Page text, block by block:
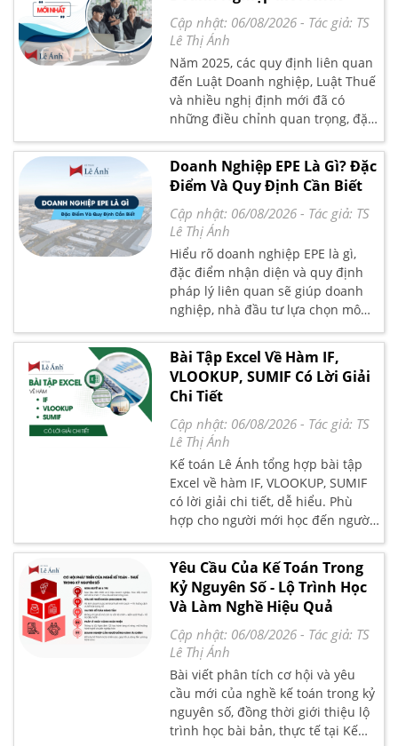
Cập nhật: 06/08/2026 - Tác giả: TS
Lê Thị Ánh
Năm 2025, các quy định liên quan
đến Luật Doanh nghiệp, Luật Thuế
và nhiều nghị định mới đã có
những điều chỉnh quan trọng, đặc
biệt về thủ tục đăng ký, hóa đơn
điện tử và quản lý thuế. Bài viết
này của Kế toán Lê Ánh sẽ cung
cấp hướng dẫn chi tiết, cập nhật
nhất dành cho chủ doanh nghiệp,
cá nhân khởi nghiệp và nhà đầu
tư, giúp bạn thực hiện quy trình
nhanh gọn, đúng pháp luật.
Doanh Nghiệp EPE Là Gì? Đặc
Điểm Và Quy Định Cần Biết
Cập nhật: 06/08/2026 - Tác giả: TS
Lê Thị Ánh
Hiểu rõ doanh nghiệp EPE là gì,
đặc điểm nhận diện và quy định
pháp lý liên quan sẽ giúp doanh
nghiệp, nhà đầu tư lựa chọn mô
hình phù hợp. Bài viết dưới đây Kế
toán Lê Ánh phân tích chi tiết đặc
điểm, ưu nhược điểm và so sánh
EPE với doanh nghiệp FDI để bạn
có cái nhìn toàn diện hơn.
Bài Tập Excel Về Hàm IF,
VLOOKUP, SUMIF Có Lời Giải
Chi Tiết
Cập nhật: 06/08/2026 - Tác giả: TS
Lê Thị Ánh
Kế toán Lê Ánh tổng hợp bài tập
Excel về hàm IF, VLOOKUP, SUMIF
có lời giải chi tiết, dễ hiểu. Phù
hợp cho người mới học đến người
đi làm cần áp dụng vào công việc
thực tế.
Yêu Cầu Của Kế Toán Trong
Kỷ Nguyên Số - Lộ Trình Học
Và Làm Nghề Hiệu Quả
Cập nhật: 06/08/2026 - Tác giả: TS
Lê Thị Ánh
Bài viết phân tích cơ hội và yêu
cầu mới của nghề kế toán trong kỷ
nguyên số, đồng thời giới thiệu lộ
trình học bài bản, thực tế tại Kế